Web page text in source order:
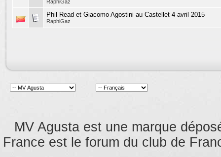
RaphiGaz
Phil Read et Giacomo Agostini au Castellet 4 avril 2015
RaphiGaz
MV Agusta est une marque
France est le forum du club de